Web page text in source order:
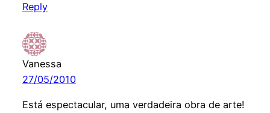
Reply
Vanessa
27/05/2010
Está espectacular, uma verdadeira obra de arte!